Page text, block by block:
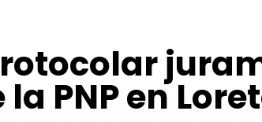
PNP en